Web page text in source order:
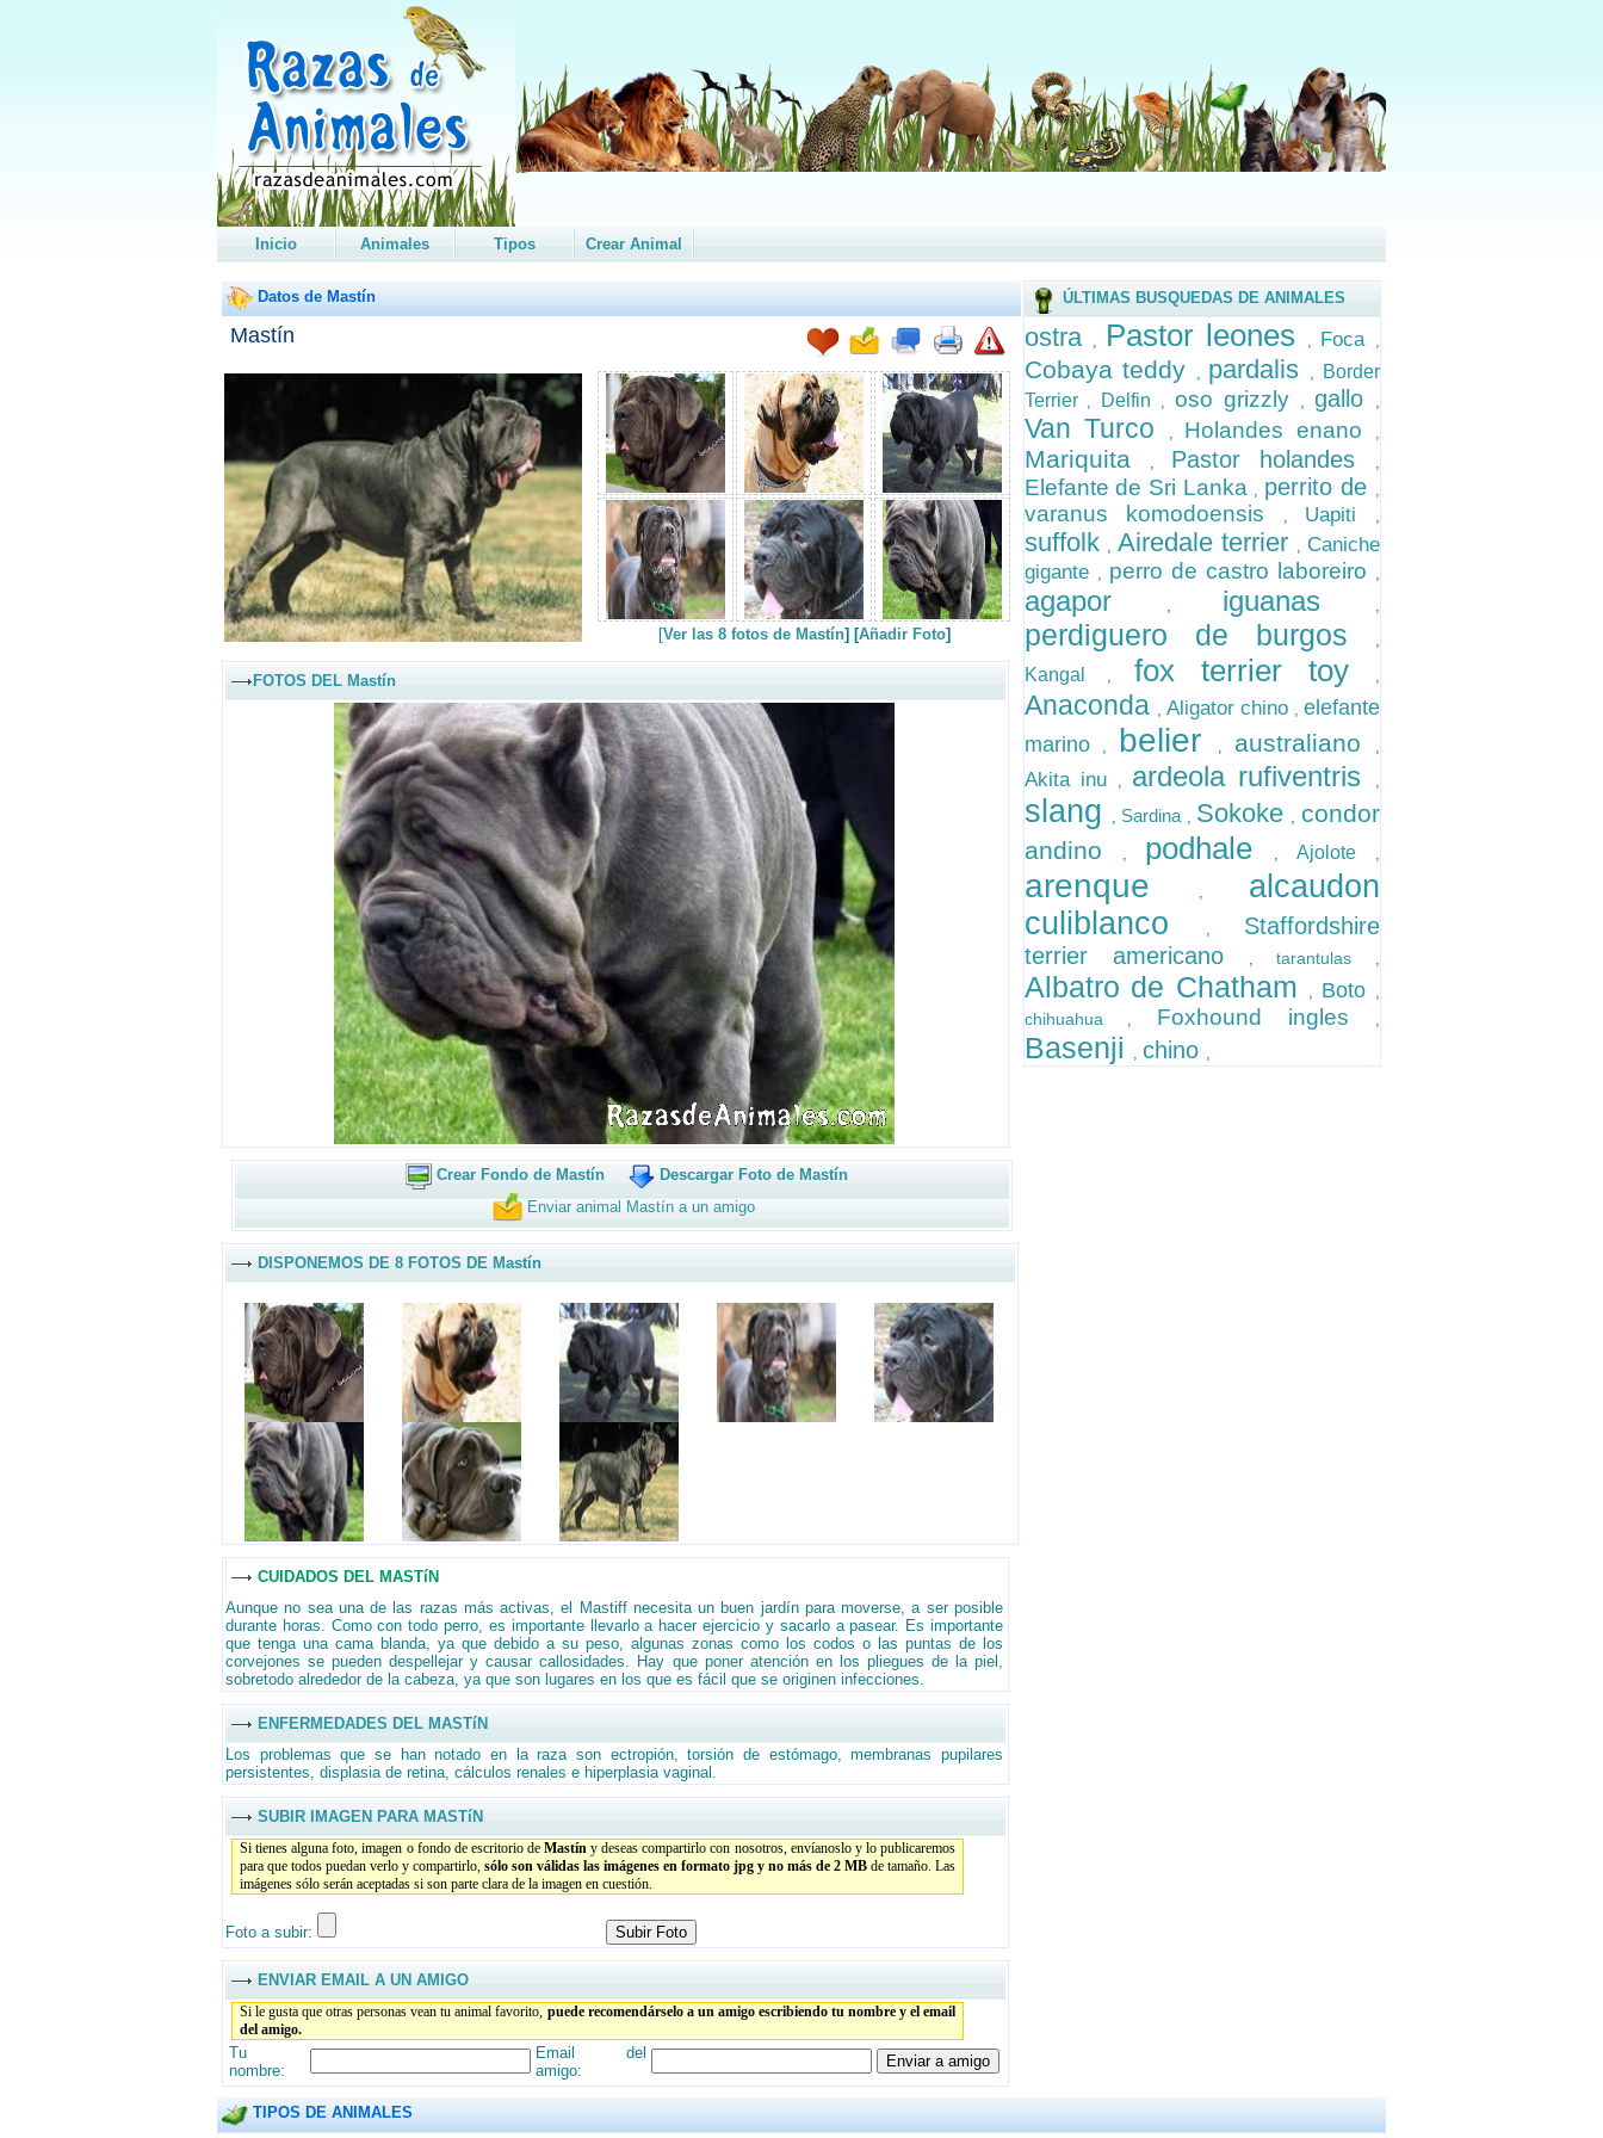
Inicio Animales Tipos Crear Animal
Datos de Mastín
Mastín
[Ver las 8 fotos de Mastín] [Añadir Foto]
FOTOS DEL Mastín
Crear Fondo de Mastín
Descargar Foto de Mastín
Enviar animal Mastín a un amigo
DISPONEMOS DE 8 FOTOS DE Mastín
CUIDADOS DEL MASTíN
Aunque no sea una de las razas más activas, el Mastiff necesita un buen jardín para moverse, a ser posible
durante horas. Como con todo perro, es importante llevarlo a hacer ejercicio y sacarlo a pasear. Es importante
que tenga una cama blanda, ya que debido a su peso, algunas zonas como los codos o las puntas de los
corvejones se pueden despellejar y causar callosidades. Hay que poner atención en los pliegues de la piel,
sobretodo alrededor de la cabeza, ya que son lugares en los que es fácil que se originen infecciones.
ENFERMEDADES DEL MASTíN
Los problemas que se han notado en la raza son ectropión, torsión de estómago, membranas pupilares
persistentes, displasia de retina, cálculos renales e hiperplasia vaginal.
SUBIR IMAGEN PARA MASTíN
Si tienes alguna foto, imagen o fondo de escritorio deMastín y deseas compartirlo con nosotros, envíanoslo y lo publicaremos
para que todos puedan verlo y compartirlo, sólo son válidas las imágenes en formato jpg y no más de 2 MB de tamaño. Las
imágenes sólo serán aceptadas si son parte clara de la imagen en cuestión.
Foto a subir:
ENVIAR EMAIL A UN AMIGO
Si le gusta que otras personas vean tu animal favorito, puede recomendárselo a un amigo escribiendo tu nombre y el email
del amigo.
Tu
nombre:
Email del
amigo:
ÚLTIMAS BUSQUEDAS DE ANIMALES
ostra , Pastor leones , Foca ,
Cobaya teddy , pardalis ,
Border
Terrier , Delfin , oso grizzly , gallo ,
Van Turco , Holandes enano ,
Mariquita , Pastor holandes ,
Elefante de Sri Lanka , perrito de ,
varanus komodoensis , Uapiti ,
suffolk ,Airedale terrier , Caniche
gigante , perro de castro laboreiro ,
agapor , iguanas ,
perdiguero de burgos ,
Kangal , fox terrier toy ,
Anaconda , Aligator chino , elefante
marino
, belier , australiano ,
Akita inu , ardeola rufiventris ,
slang , Sardina , Sokoke , condor
andino
, podhale ,Ajolote ,
arenque , alcaudon
culiblanco
, Staffordshire
terrier americano
,tarantulas ,
Albatro de Chatham , Boto ,
chihuahua , Foxhound ingles ,
Basenji , chino ,
TIPOS DE ANIMALES